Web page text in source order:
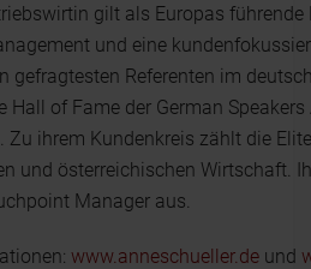
gilt als Europas führende
und eine
gefragtesten Referenten im
Hall of Fame der German
Zu ihrem Kundenkreis zählt die
und österreichischen Wirtschaft.
Manager aus.
www.anneschueller.de und